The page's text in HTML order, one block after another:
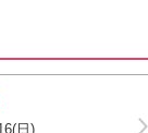
日)